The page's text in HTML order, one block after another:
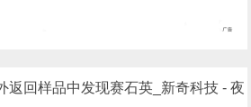
返回样品中发现赛石英_新奇科技 - 夜